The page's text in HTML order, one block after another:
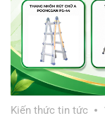
Kiến thức tin tức